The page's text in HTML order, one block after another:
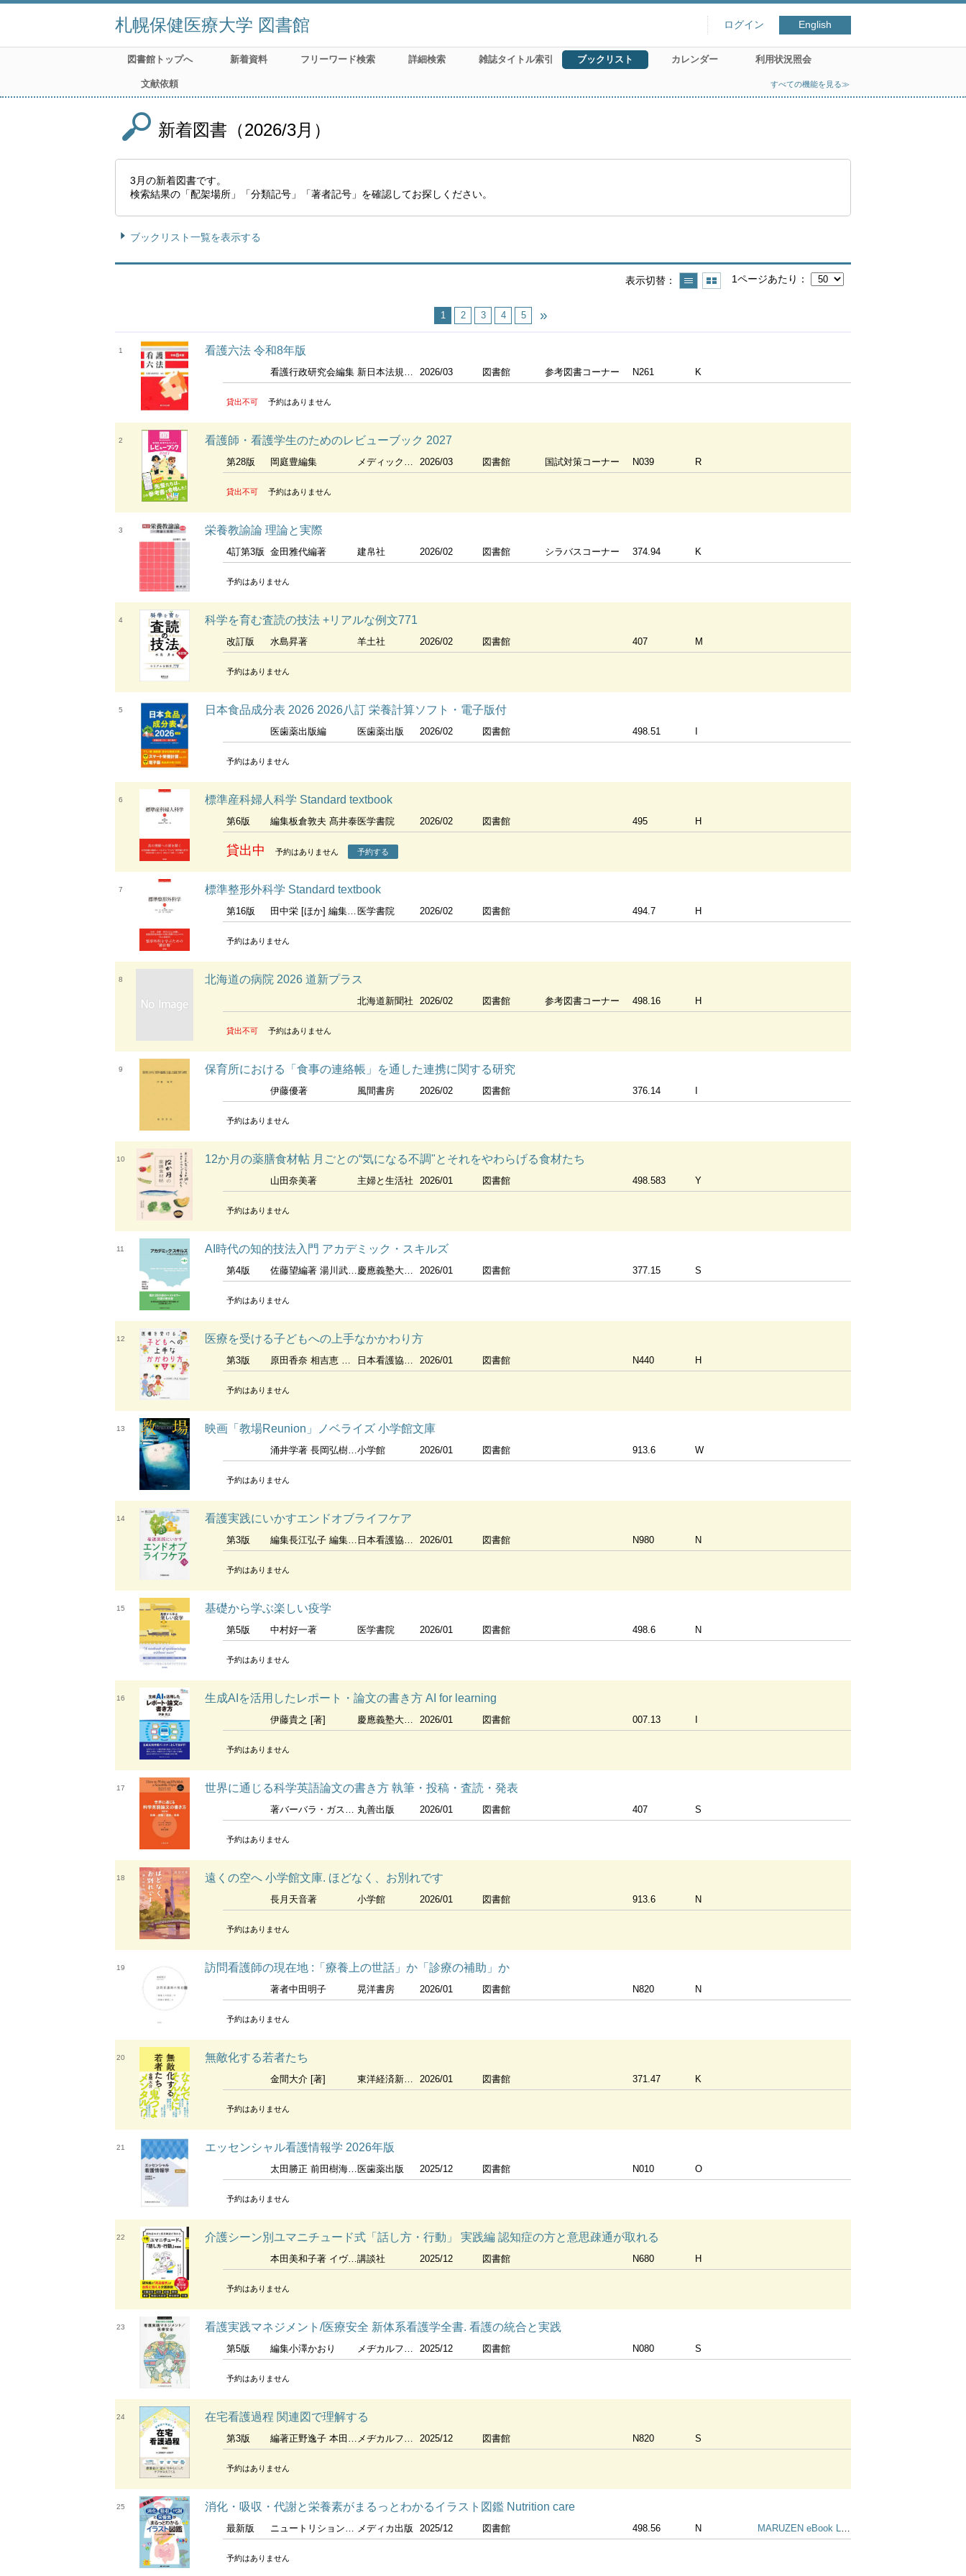
札幌保健医療大学 図書館 ログイン English
図書館トップへ 新着資料 フリーワード検索 詳細検索 雑誌タイトル索引 ブックリスト カレンダー 利用状況照会
文献依頼 すべての機能を見る≫
新着図書（2026/3月）
3月の新着図書です。
検索結果の「配架場所」「分類記号」「著者記号」を確認してお探しください。
ブックリスト一覧を表示する
表示切替 1ページあたり
1 2 3 4 5
1 看護六法 令和8年版
看護行政研究会編集 新日本法規出版 2026/03 図書館 参考図書コーナー N261 K
貸出不可 予約はありません
2 看護師・看護学生のためのレビューブック 2027
第28版 岡庭豊編集 メディックメディア 2026/03 図書館 国試対策コーナー N039 R
貸出不可 予約はありません
3 栄養教諭論 理論と実際
4訂第3版 金田雅代編著 建帛社 2026/02 図書館 シラバスコーナー 374.94 K
予約はありません
4 科学を育む査読の技法 +リアルな例文771
改訂版 水島昇著 羊土社 2026/02 図書館 407 M
予約はありません
5 日本食品成分表 2026 2026八訂 栄養計算ソフト・電子版付
医歯薬出版編 医歯薬出版 2026/02 図書館 498.51
予約はありません
6 標準産科婦人科学 Standard textbook
第6版 編集板倉敦夫 髙井泰医学書院 2026/02 図書館 495 H
貸出中 予約はありません 予約する
7 標準整形外科学 Standard textbook
第16版 田中栄 [ほか] 編集 田中栄 [ほか] 執筆 医学書院 2026/02 図書館 494.7 H
予約はありません
8 北海道の病院 2026 道新プラス
北海道新聞社 2026/02 図書館 参考図書コーナー 498.16 H
貸出不可 予約はありません
9 保育所における「食事の連絡帳」を通した連携に関する研究
伊藤優著 風間書房 2026/02 図書館 376.14
予約はありません
10 12か月の薬膳食材帖 月ごとの“気になる不調"とそれをやわらげる食材たち
山田奈美著 主婦と生活社 2026/01 図書館 498.583 Y
予約はありません
11 AI時代の知的技法入門 アカデミック・スキルズ
第4版 佐藤望編著 湯川武 横山千晶 近藤明彦 [著] 慶應義塾大学出版会 2026/01 図書館 377.15 S
予約はありません
12 医療を受ける子どもへの上手なかかわり方
第3版 原田香奈 相吉恵 祖父江由紀子編集 日本看護協会出版会 2026/01 図書館 N440 H
予約はありません
13 映画「教場Reunion」ノベライズ 小学館文庫
涌井学著 長岡弘樹原作 君塚良一脚本 小学館 2026/01 図書館 913.6 W
予約はありません
14 看護実践にいかすエンドオブライフケア
第3版 編集長江弘子 編集協力日本エンドオブライフケア学会 日本看護協会出版会 2026/01 図書館 N980 N
予約はありません
15 基礎から学ぶ楽しい疫学
第5版 中村好一著 医学書院 2026/01 図書館 498.6 N
予約はありません
16 生成AIを活用したレポート・論文の書き方 AI for learning
伊藤貴之 [著] 慶應義塾大学出版会 2026/01 図書館 007.13
予約はありません
17 世界に通じる科学英語論文の書き方 執筆・投稿・査読・発表
著バーバラ・ガステル ロバート・A. デイ 訳美宅成樹 丸善出版 2026/01 図書館 407 S
予約はありません
18 遠くの空へ 小学館文庫. ほどなく、お別れです
長月天音著 小学館 2026/01 図書館 913.6 N
予約はありません
19 訪問看護師の現在地 :「療養上の世話」か「診療の補助」か
著者中田明子 晃洋書房 2026/01 図書館 N820 N
予約はありません
20 無敵化する若者たち
金間大介 [著] 東洋経済新報社 2026/01 図書館 371.47 K
予約はありません
21 エッセンシャル看護情報学 2026年版
太田勝正 前田樹海編著 医歯薬出版 2025/12 図書館 N010 O
予約はありません
22 介護シーン別ユマニチュード式「話し方・行動」 実践編 認知症の方と意思疎通が取れる
本田美和子著 イヴ・ジネスト監修 講談社 2025/12 図書館 N680 H
予約はありません
23 看護実践マネジメント/医療安全 新体系看護学全書. 看護の統合と実践
第5版 編集小澤かおり メヂカルフレンド社 2025/12 図書館 N080 S
予約はありません
24 在宅看護過程 関連図で理解する
第3版 編著正野逸子 本田彰子 メヂカルフレンド社 2025/12 図書館 N820 S
予約はありません
25 消化・吸収・代謝と栄養素がまるっとわかるイラスト図鑑 Nutrition care
最新版 ニュートリションケア編集室編 メディカ出版 2025/12 図書館 498.56 N MARUZEN eBook Library
予約はありません